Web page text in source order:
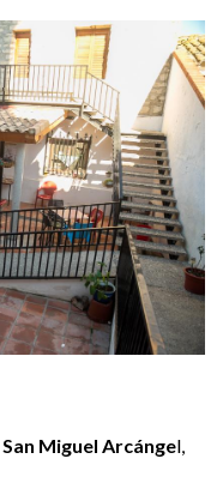
San Miguel Arcángel,